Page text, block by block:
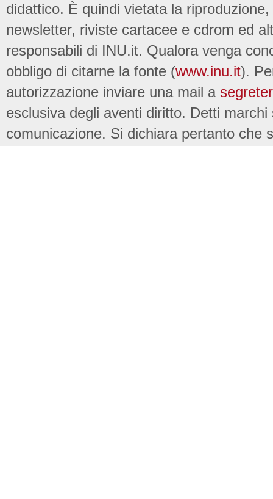
didattico. È quindi vietata la
newsletter, riviste cartacee e cdrom ed
responsabili di INU.it. Qualora venga
obbligo di citarne la fonte (www.inu.it).
autorizzazione inviare una mail a
esclusiva degli aventi diritto. Detti
comunicazione. Si dichiara pertanto che